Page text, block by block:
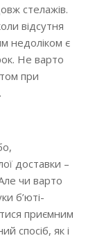
стелажів.
відсутня
недоліком є
Не варто
при
доставки –
чи варто
б’юті-
приємним
спосіб, як і